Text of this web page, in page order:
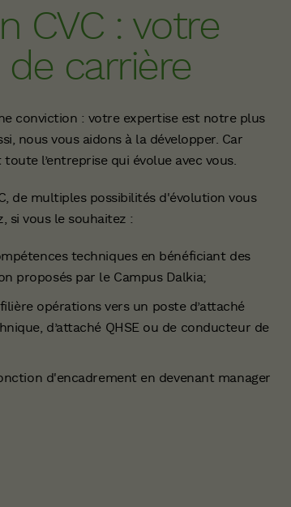
CVC : votre
carrière
conviction : votre expertise est notre plus
nous vous aidons à la développer. Car
l’entreprise qui évolue avec vous.
de multiples possibilités d'évolution vous
si vous le souhaitez :
techniques en bénéficiant des
proposés par le Campus Dalkia;
opérations vers un poste d’attaché
d’attaché QHSE ou de conducteur de
d'encadrement en devenant manager